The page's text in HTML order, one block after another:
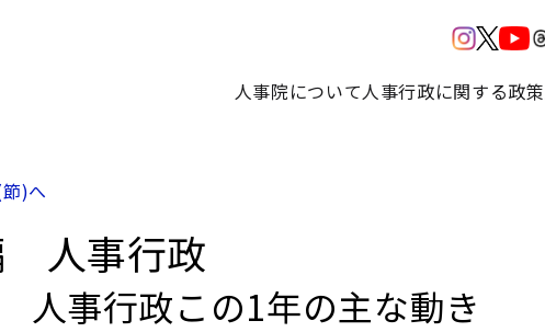
人事院について人事行政に関する政策
)へ
人事行政
事行政この1年の主な動き